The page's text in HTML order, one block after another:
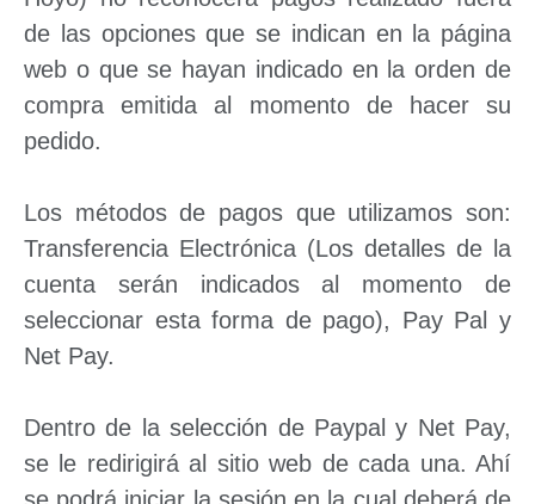
de las opciones que se indican en la página
web o que se hayan indicado en la orden de
compra emitida al momento de hacer su
pedido.
Los métodos de pagos que utilizamos son:
Transferencia Electrónica (Los detalles de la
cuenta serán indicados al momento de
seleccionar esta forma de pago), Pay Pal y
Net Pay.
Dentro de la selección de Paypal y Net Pay,
se le redirigirá al sitio web de cada una. Ahí